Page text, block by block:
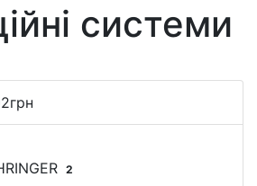
системи
грн
2